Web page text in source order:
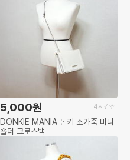
4시간전
5,000원
DONKIE MANIA 돈키 소가죽 미니
숄더 크로스백